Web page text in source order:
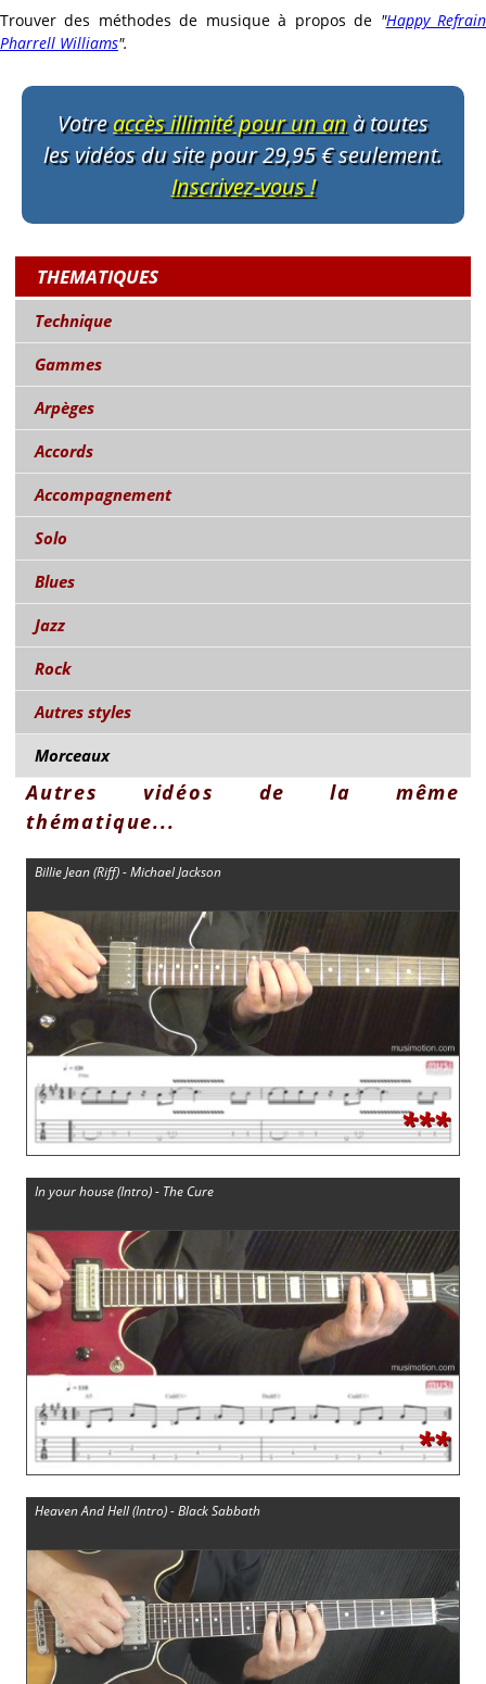
Trouver des méthodes de musique à propos de "Happy Refrain
Pharrell Williams".
Votreaccès illimité pour un anà toutes
les vidéos du site pour 29,95 € seulement.
Inscrivez-vous !
THEMATIQUES
Technique
Gammes
Arpèges
Accords
Accompagnement
Solo
Blues
Jazz
Rock
Autres styles
Morceaux
Autres vidéos de la même
thématique...
Billie Jean (Riff) - Michael Jackson
***
In your house (Intro) - The Cure
**
Heaven And Hell (Intro) - Black Sabbath